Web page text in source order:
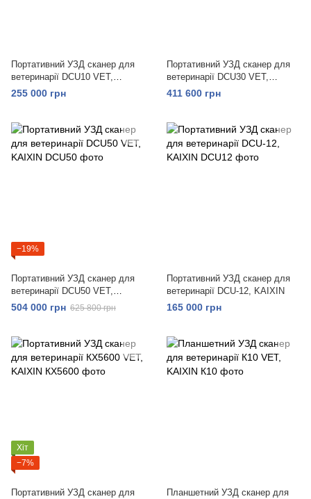
Портативний УЗД сканер для
ветеринарії DCU10 VET,
KAIXIN
255 000 грн
Портативний УЗД сканер для
ветеринарії DCU30 VET,
KAIXIN
411 600 грн
−19%
Портативний УЗД сканер для
ветеринарії DCU50 VET,
KAIXIN
504 000 грн 625 800 грн
Портативний УЗД сканер для
ветеринарії DCU-12, KAIXIN
165 000 грн
Хіт
−7%
Портативний УЗД сканер для
Планшетний УЗД сканер для